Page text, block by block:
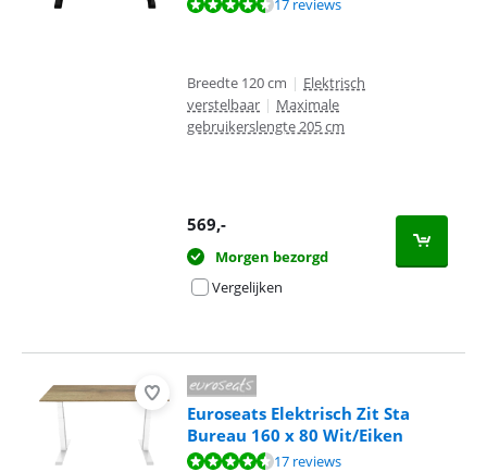
17 reviews
Breedte 120 cm | Elektrisch
verstelbaar | Maximale
gebruikerslengte 205 cm
569,-
Morgen bezorgd
Vergelijken
Euroseats Elektrisch Zit Sta
Bureau 160 x 80 Wit/Eiken
Beoordeling is 9,1 van de 10, gebaseerd op 17 reviews.
17 reviews